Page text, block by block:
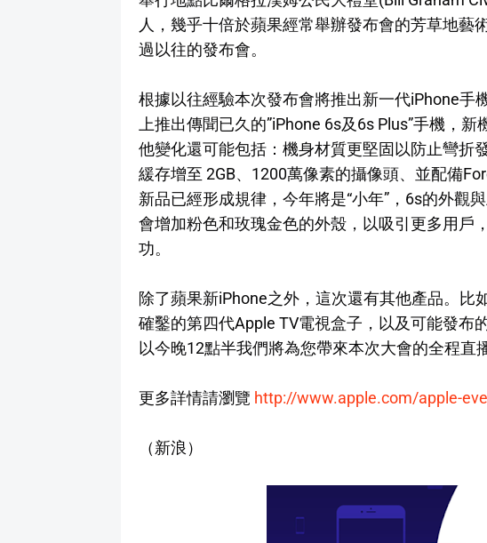
人，幾乎十倍於蘋果經常舉辦發布會的芳草地藝
過以往的發布會。
根據以往經驗本次發布會將推出新一代iPhone手
上推出傳聞已久的”iPhone 6s及6s Plus”手機，
他變化還可能包括：機身材質更堅固以防止彎折
緩存增至 2GB、1200萬像素的攝像頭、並配備
新品已經形成規律，今年將是“小年”，6s的外觀
會增加粉色和玫瑰金色的外殼，以吸引更多用戶
功。
除了蘋果新iPhone之外，這次還有其他產品。比
確鑿的第四代Apple TV電視盒子，以及可能發布
以今晚12點半我們將為您帶來本次大會的全程直
更多詳情請瀏覽 http://www.apple.com/apple-
（新浪）